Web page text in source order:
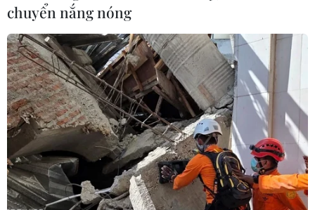
chuyển nắng nóng